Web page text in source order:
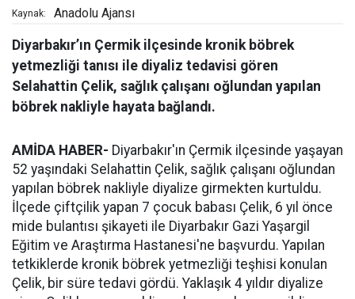
Kaynak: Anadolu Ajansı
Diyarbakır’ın Çermik ilçesinde kronik böbrek
yetmezliği tanısı ile diyaliz tedavisi gören
Selahattin Çelik, sağlık çalışanı oğlundan yapılan
böbrek nakliyle hayata bağlandı.
AMİDA HABER- Diyarbakır'ın Çermik ilçesinde yaşayan
52 yaşındaki Selahattin Çelik, sağlık çalışanı oğlundan
yapılan böbrek nakliyle diyalize girmekten kurtuldu.
İlçede çiftçilik yapan 7 çocuk babası Çelik, 6 yıl önce
mide bulantısı şikayeti ile Diyarbakır Gazi Yaşargil
Eğitim ve Araştırma Hastanesi'ne başvurdu. Yapılan
tetkiklerde kronik böbrek yetmezliği teşhisi konulan
Çelik, bir süre tedavi gördü. Yaklaşık 4 yıldır diyalize